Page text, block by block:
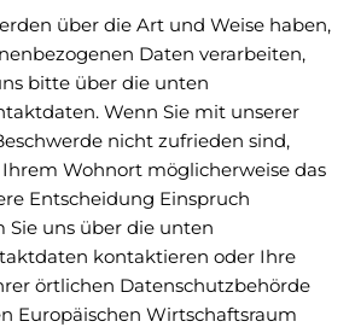
über die Art und Weise haben,
Daten verarbeiten,
bitte über die unten
Wenn Sie mit unserer
nicht zufrieden sind,
Ihrem Wohnort möglicherweise das
Entscheidung Einspruch
Sie uns über die unten
kontaktieren oder Ihre
örtlichen Datenschutzbehörde
Europäischen Wirtschaftsraum